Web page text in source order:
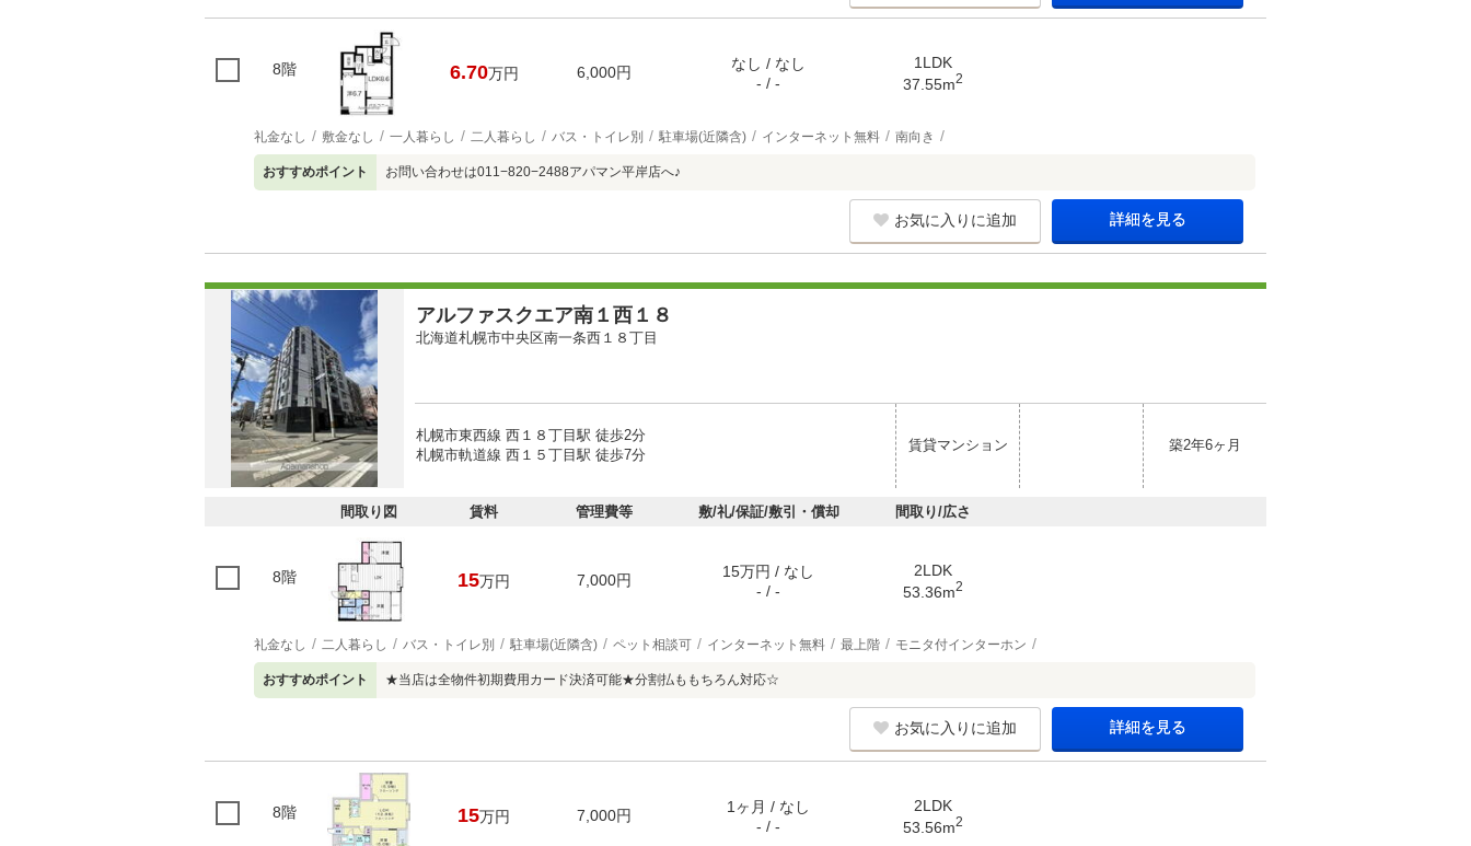
8階 6.70万円 6,000円
なし / なし
- / -
1LDK
37.55m2
礼金なし 敷金なし 一人暮らし 二人暮らし バス・トイレ別 駐車場(近隣含) インターネット無料 南向き
おすすめポイント お問い合わせは011−820−2488アパマン平岸店へ♪
お気に入りに追加 詳細を見る
アルファスクエア南１西１８
北海道札幌市中央区南一条西１８丁目
札幌市東西線 西１８丁目駅 徒歩2分
札幌市軌道線 西１５丁目駅 徒歩7分
賃貸マンション 築2年6ヶ月
間取り図 賃料 管理費等 敷/礼/保証/敷引・償却 間取り/広さ
8階 15万円 7,000円
15万円 / なし
- / -
2LDK
53.36m2
礼金なし 二人暮らし バス・トイレ別 駐車場(近隣含) ペット相談可 インターネット無料 最上階 モニタ付インターホン
おすすめポイント ★当店は全物件初期費用カード決済可能★分割払ももちろん対応☆
お気に入りに追加 詳細を見る
8階 15万円 7,000円
1ヶ月 / なし
- / -
2LDK
53.56m2